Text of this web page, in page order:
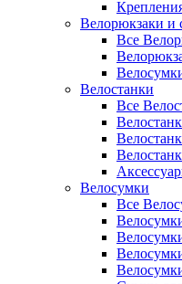
Велорюкзаки и
Все
Велостанки
Все
Велосумки
Все